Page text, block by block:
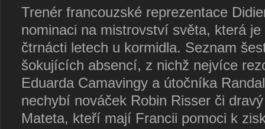
Trenér francouzské reprezentace
nominaci na mistrovství světa, která
čtrnácti letech u kormidla. Seznam
šokujících absencí, z nichž nejvíce
Eduarda Camavingy a útočníka
nechybí nováček Robin Risser či
Mateta, kteří mají Francii pomoci k